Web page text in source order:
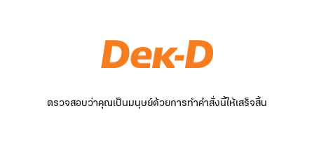
ตรวจสอบว่าคุณเป็นมนุษย์ด้วยการทำคำสั่งนี้ให้เสร็จสิ้น